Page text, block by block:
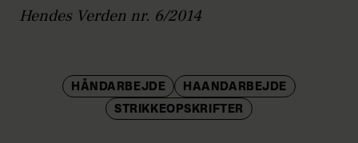
Hendes Verden nr. 6/2014
HÅNDARBEJDE
HAANDARBEJDE
STRIKKEOPSKRIFTER